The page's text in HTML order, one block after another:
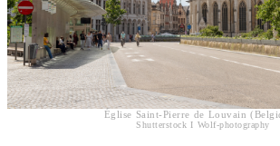
Église Saint-Pierre de Louvain
Shutterstock I Wolf-photography